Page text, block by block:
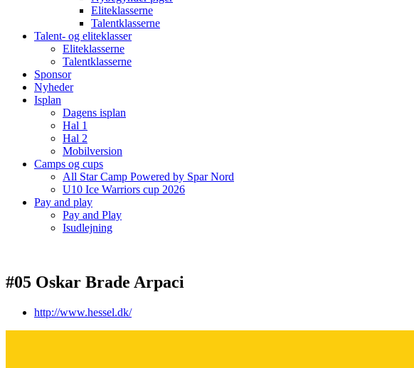
Eliteklasserne
Talentklasserne
Talent- og eliteklasser
Eliteklasserne
Talentklasserne
Sponsor
Nyheder
Isplan
Dagens isplan
Hal 1
Hal 2
Mobilversion
Camps og cups
All Star Camp Powered by Spar Nord
U10 Ice Warriors cup 2026
Pay and play
Pay and Play
Isudlejning
#05 Oskar Brade Arpaci
http://www.hessel.dk/